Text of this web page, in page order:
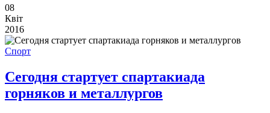
08
Квіт
2016
Спорт
Сегодня стартует спартакиада
горняков и металлургов